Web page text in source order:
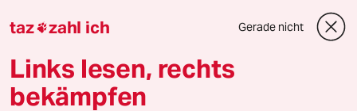
Veranstaltungen
taz zahl ich Gerade nicht
Links lesen, rechts
bekämpfen